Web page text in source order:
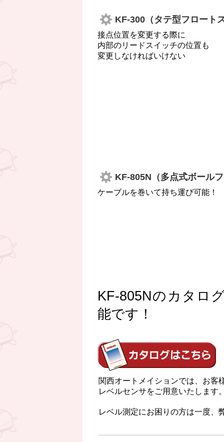
KF-300（タテ型フロート
接点位置を変更する際に
内部のリードスイッチの位置も
変更しなければいけない
KF-805N（多点式ボール
ケーブルを巻いて持ち運び可能！
KF-805Nのカタロ
能です！
関西オートメイションでは、お客
レベルセンサをご用意いたします
レベル測定にお困りの方は一度、